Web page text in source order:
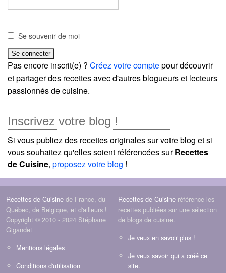
Se souvenir de moi
Pas encore inscrit(e) ? Créez votre comptepour découvrir
et partager des recettes avec d'autres blogueurs et lecteurs
passionnés de cuisine.
Inscrivez votre blog !
Si vous publiez des recettes originales sur votre blog et si
vous souhaitez qu'elles soient référencées surRecettes
de Cuisine, proposez votre blog !
Recettes de Cuisine de France, du
Québec, de Belgique, et d'ailleurs !
Copyright © 2010 - 2024 Stéphane
Gigandet
Mentions légales
Conditions d'utilisation
Recettes de Cuisine référence les
recettes publiées sur une sélection
de blogs de cuisine.
Je veux en savoir plus !
Je veux savoir qui a créé ce
site.